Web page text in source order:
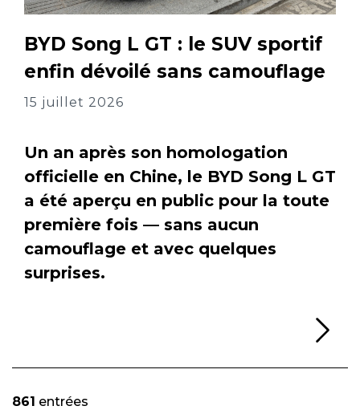
BYD Song L GT : le SUV sportif
enfin dévoilé sans camouflage
15 juillet 2026
Un an après son homologation
officielle en Chine, le BYD Song L GT
a été aperçu en public pour la toute
première fois — sans aucun
camouflage et avec quelques
surprises.
861 entrées